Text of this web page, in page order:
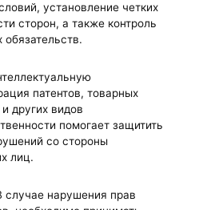
установление четких
сторон, а также контроль
патентов, товарных
других видов
помогает защитить
со стороны
лиц.
нарушения прав